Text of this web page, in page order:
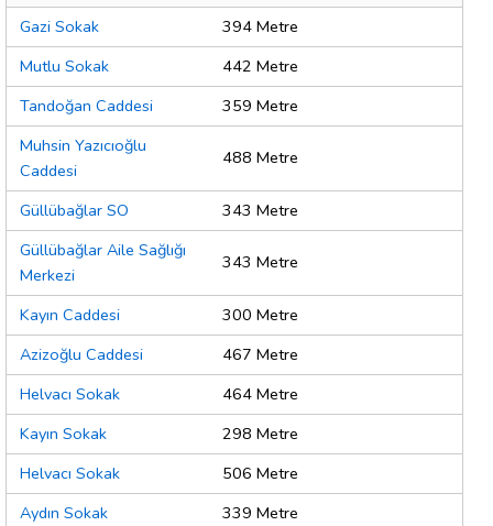
Gazi Sokak
394 Metre
Mutlu Sokak
442 Metre
Tandoğan Caddesi
359 Metre
Muhsin Yazıcıoğlu
Caddesi
488 Metre
Güllübağlar SO
343 Metre
Güllübağlar Aile Sağlığı
Merkezi
343 Metre
Kayın Caddesi
300 Metre
Azizoğlu Caddesi
467 Metre
Helvacı Sokak
464 Metre
Kayın Sokak
298 Metre
Helvacı Sokak
506 Metre
Aydın Sokak
339 Metre